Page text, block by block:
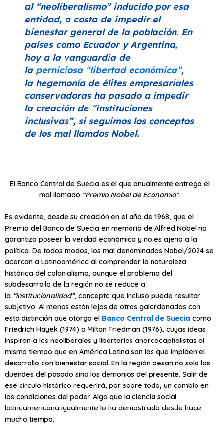
al “neoliberalismo”inducido por esa
entidad, a costa de impedir el
bienestar general de la población. En
países como Ecuador y Argentina,
hoy a la vanguardia de
la perniciosa “libertad económica”,
la hegemonía de élites empresariales
conservadoras ha pasado a impedir
la creación de “instituciones
inclusivas”, si seguimos los conceptos
de los mal llamdos Nobel.
El Banco Central de Suecia es el que anualmente entrega el
mal llamado “Premio Nobel de Economía”.
Es evidente, desde su creación en el año de 1968, que el
Premio del Banco de Suecia en memoria de Alfred Nobel no
garantiza poseer la verdad económica y no es ajeno a la
política. De todos modos, los mal denominados Nobel/2024 se
acercan a Latinoamérica al comprender la naturaleza
histórica del colonialismo, aunque el problema del
subdesarrollo de la región no se reduce a
la “institucionalidad”, concepto que incluso puede resultar
subjetivo. Al menos están lejos de otros galardonados con
esta distinción que otorga el Banco Central de Suecia como
Friedrich Hayek (1974) o Milton Friedman (1976), cuyas ideas
inspiran a los neoliberales y libertarios anarcocapitalistas al
mismo tiempo que en América Latina son las que impiden el
desarrollo con bienestar social. En la región pesan no solo los
duendes del pasado sino los demonios del presente. Salir de
ese círculo histórico requerirá, por sobre todo, un cambio en
las condiciones del poder. Algo que la ciencia social
latinoamericana igualmente lo ha demostrado desde hace
mucho tiempo.